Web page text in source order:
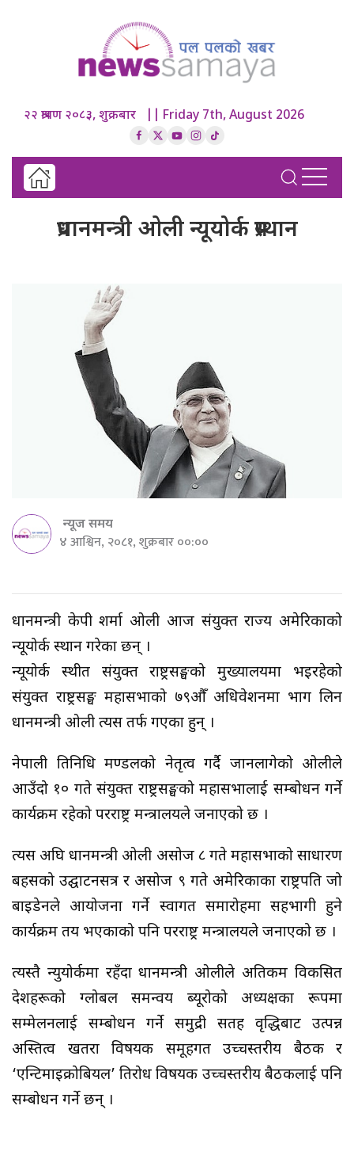
२२ श्रावण २०८३, शुक्रबार || Friday 7th, August 2026
प्रधानमन्त्री ओली न्यूयोर्क प्रस्थान
न्यूज समय
४ आश्विन, २०८१, शुक्रबार ००:००
प्रधानमन्त्री केपी शर्मा ओली आज संयुक्त राज्य अमेरिकाको
न्यूयोर्क प्रस्थान गरेका छन् ।
न्यूयोर्क स्थीत संयुक्त राष्ट्रसङ्घको मुख्यालयमा भइरहेको
संयुक्त राष्ट्रसङ्घ महासभाको ७९औँ अधिवेशनमा भाग लिन
प्रधानमन्त्री ओली त्यस तर्फ गएका हुन् ।
नेपाली प्रतिनिधि मण्डलको नेतृत्व गर्दै जानलागेको ओलीले
आउँदो १० गते संयुक्त राष्ट्रसङ्घको महासभालाई सम्बोधन गर्ने
कार्यक्रम रहेको परराष्ट्र मन्त्रालयले जनाएको छ ।
त्यस अघि प्रधानमन्त्री ओली असोज ८ गते महासभाको साधारण
बहसको उद्घाटनसत्र र असोज ९ गते अमेरिकाका राष्ट्रपति जो
बाइडेनले आयोजना गर्ने स्वागत समारोहमा सहभागी हुने
कार्यक्रम तय भएकाको पनि परराष्ट्र मन्त्रालयले जनाएको छ ।
त्यस्तै न्युयोर्कमा रहँदा प्रधानमन्त्री ओलीले अतिकम विकसित
देशहरूको ग्लोबल समन्वय ब्यूरोको अध्यक्षका रूपमा
सम्मेलनलाई सम्बोधन गर्ने समुद्री सतह वृद्धिबाट उत्पन्न
अस्तित्व खतरा विषयक समूहगत उच्चस्तरीय बैठक र
‘एन्टिमाइक्रोबियल’ प्रतिरोध विषयक उच्चस्तरीय बैठकलाई पनि
सम्बोधन गर्ने छन् ।